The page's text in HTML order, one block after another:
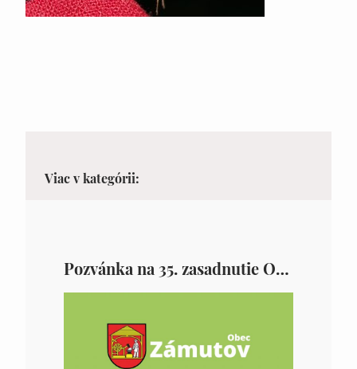
Viac v kategórii:
Pozvánka na 35. zasadnutie OZ v Zámutove